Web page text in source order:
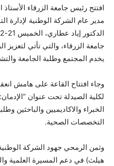
افتتح رئيس جامعة الزرقاء
مدير عام الشركة الوطنية لإدارة
جامعة الزرقاء، والتي تأتي
يخدم المجتمع وطلبة الجامعة
وجاء افتتاح القاعة على هامش
لكلية الصيدلة تحت عنوان
الخبراء والاكاديميين والباحثين
التخصصات الصحية.
وثمن الرمحي جهود الشركة
هيلث) في دعم المسيرة العلمية